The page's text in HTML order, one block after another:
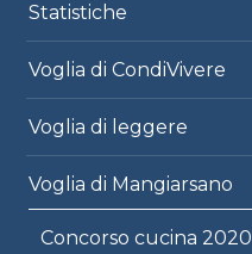
Statistiche
Voglia di CondiVivere
Voglia di leggere
Voglia di Mangiarsano
Concorso cucina 2020